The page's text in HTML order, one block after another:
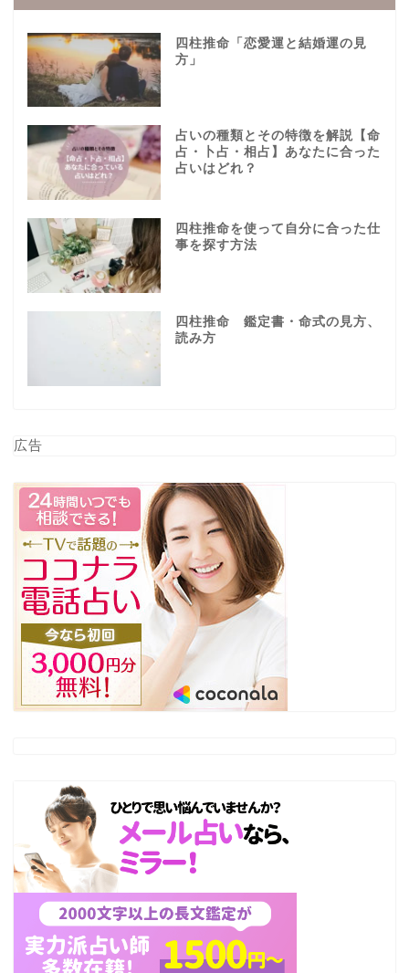
四柱推命「恋愛運と結婚運の見
方」
占いの種類とその特徴を解説【命
占・卜占・相占】あなたに合った
占いはどれ？
四柱推命を使って自分に合った仕
事を探す方法
四柱推命 鑑定書・命式の見方、
読み方
広告